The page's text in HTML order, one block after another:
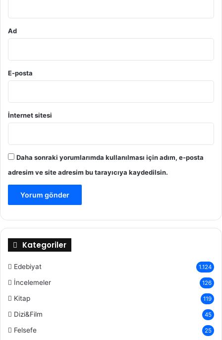
Ad
E-posta
İnternet sitesi
Daha sonraki yorumlarımda kullanılması için adım, e-posta
adresim ve site adresim bu tarayıcıya kaydedilsin.
Kategoriler
Edebiyat 1.124
İncelemeler 126
Kitap 119
Dizi&Film 45
Felsefe 25